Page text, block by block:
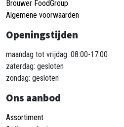
Brouwer FoodGroup
Algemene voorwaarden
Openingstijden
maandag tot vrijdag: 08:00-17:00
zaterdag: gesloten
zondag: gesloten
Ons aanbod
Assortiment